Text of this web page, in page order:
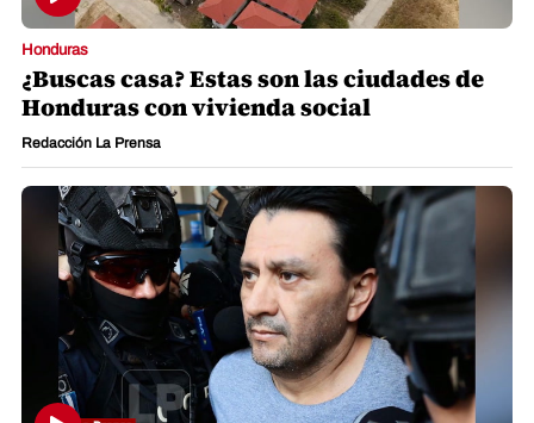
Honduras
¿Buscas casa? Estas son las ciudades de
Honduras con vivienda social
Redacción La Prensa